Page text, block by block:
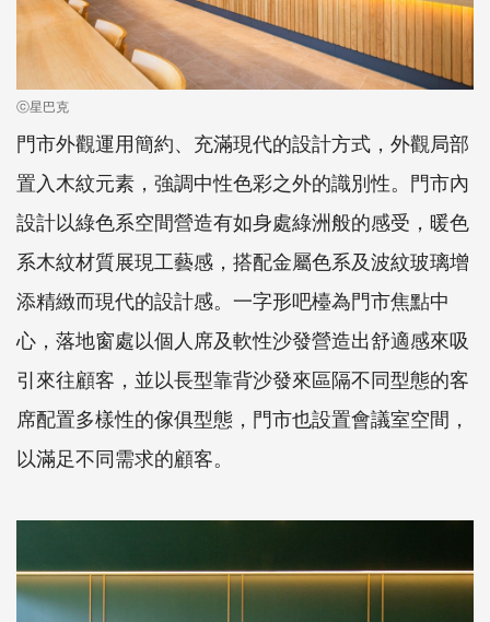
ⓒ星巴克
門市外觀運用簡約、充滿現代的設計方式，外觀局部
置入木紋元素，強調中性色彩之外的識別性。門市內
設計以綠色系空間營造有如身處綠洲般的感受，暖色
系木紋材質展現工藝感，搭配金屬色系及波紋玻璃增
添精緻而現代的設計感。一字形吧檯為門市焦點中
心，落地窗處以個人席及軟性沙發營造出舒適感來吸
引來往顧客，並以長型靠背沙發來區隔不同型態的客
席配置多樣性的傢俱型態，門市也設置會議室空間，
以滿足不同需求的顧客。